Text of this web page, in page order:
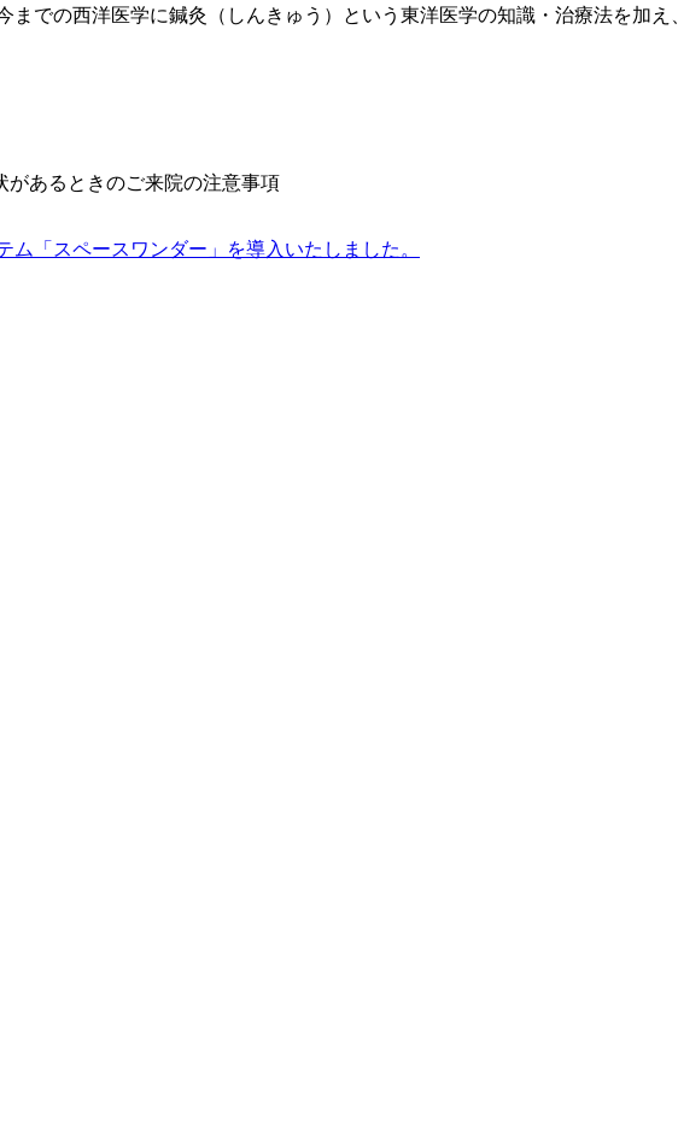
までの西洋医学に鍼灸（しんきゅう）という東洋医学の知識・治療法を加
があるときのご来院の注意事項
「スペースワンダー」を導入いたしました。